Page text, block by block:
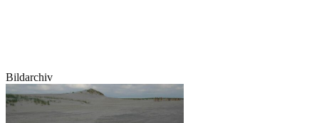
Bildarchiv